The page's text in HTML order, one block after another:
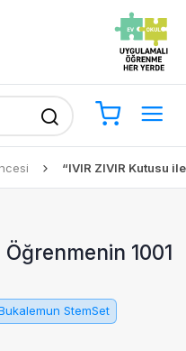
“IVIR ZIVIR Kutusu
1001
StemSet